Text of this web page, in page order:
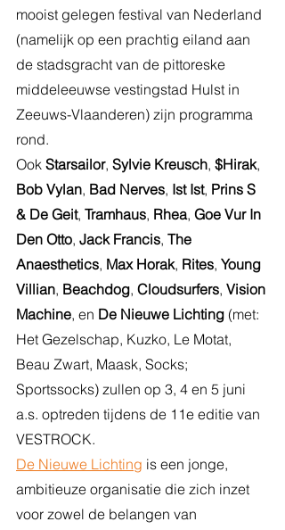
mooist gelegen festival van Nederland
(namelijk op een prachtig eiland aan
de stadsgracht van de pittoreske
middeleeuwse vestingstad Hulst in
Zeeuws-Vlaanderen) zijn programma
rond.
Ook Starsailor, Sylvie Kreusch, $Hirak,
Bob Vylan, Bad Nerves, Ist Ist, Prins S
& De Geit, Tramhaus, Rhea, Goe Vur In
Den Otto, Jack Francis, The
Anaesthetics, Max Horak, Rites, Young
Villian, Beachdog, Cloudsurfers, Vision
Machine, en De Nieuwe Lichting (met:
Het Gezelschap, Kuzko, Le Motat,
Beau Zwart, Maask, Socks;
Sportssocks) zullen op 3, 4 en 5 juni
a.s. optreden tijdens de 11e editie van
VESTROCK.
De Nieuwe Lichting is een jonge,
ambitieuze organisatie die zich inzet
voor zowel de belangen van